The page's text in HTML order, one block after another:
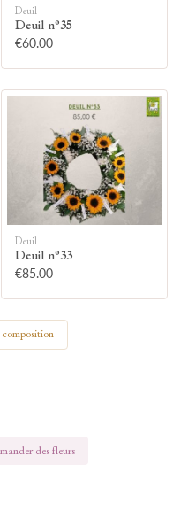
bougie
à la famille en
une bougie.
Deuil
Deuil n°35
€60.00
Deuil
Deuil n°33
€85.00
des fleurs